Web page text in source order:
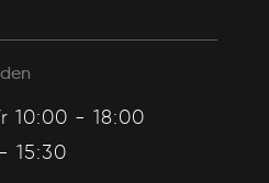
10:00 - 18:00
15:30